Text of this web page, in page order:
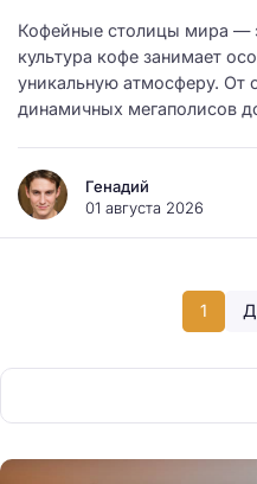
Кофейные столицы мира —
культура кофе занимает
уникальную атмосферу. От
динамичных мегаполисов
Генадий
01 августа 2026
1